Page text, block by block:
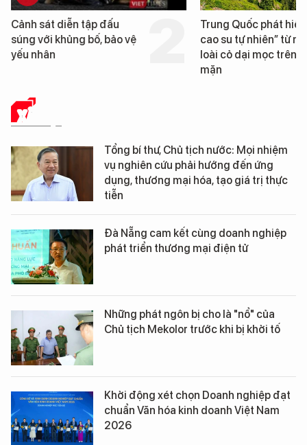
tập đấu
bố, bảo vệ
Trung Quốc phát hiện “mỏ
cao su tự nhiên” từ một
loài cỏ dại mọc trên đất
XÃ HỘI
Tổng bí thư, Chủ tịch nước: Mọi nhiệm
vụ nghiên cứu phải hướng đến ứng
dụng, thương mại hóa, tạo giá trị thực
tiễn
Đà Nẵng cam kết cùng doanh nghiệp
phát triển thương mại điện tử
Những phát ngôn bị cho là "nổ" của
Chủ tịch Mekolor trước khi bị khởi tố
Khởi động xét chọn Doanh nghiệp đạt
chuẩn Văn hóa kinh doanh Việt Nam
2026